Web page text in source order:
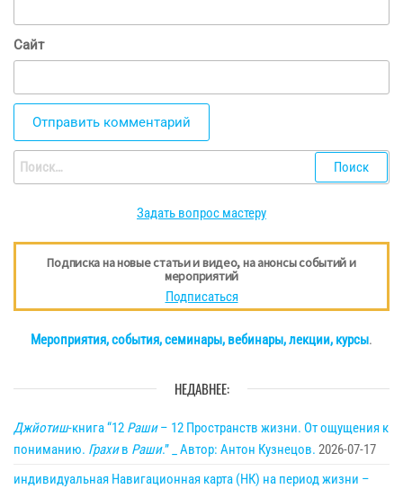
Сайт
Найти:
Задать вопрос мастеру
Подписка на новые статьи и видео, на анонсы событий и
мероприятий
Подписаться
Мероприятия, события, семинары, вебинары, лекции, курсы.
НЕДАВНЕЕ:
Джйотиш-книга “12 Раши– 12 Пространств жизни. От ощущения к
пониманию. Грахив Раши.” _ Автор: Антон Кузнецов. 2026-07-17
индивидуальная Навигационная карта (НК) на период жизни –